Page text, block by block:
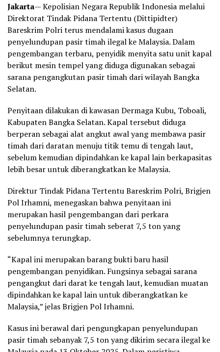
Jakarta— Kepolisian Negara Republik Indonesia melalui
Direktorat Tindak Pidana Tertentu (Dittipidter)
Bareskrim Polri terus mendalami kasus dugaan
penyelundupan pasir timah ilegal ke Malaysia. Dalam
pengembangan terbaru, penyidik menyita satu unit kapal
berikut mesin tempel yang diduga digunakan sebagai
sarana pengangkutan pasir timah dari wilayah Bangka
Selatan.
Penyitaan dilakukan di kawasan Dermaga Kubu, Toboali,
Kabupaten Bangka Selatan. Kapal tersebut diduga
berperan sebagai alat angkut awal yang membawa pasir
timah dari daratan menuju titik temu di tengah laut,
sebelum kemudian dipindahkan ke kapal lain berkapasitas
lebih besar untuk diberangkatkan ke Malaysia.
Direktur Tindak Pidana Tertentu Bareskrim Polri, Brigjen
Pol Irhamni, menegaskan bahwa penyitaan ini
merupakan hasil pengembangan dari perkara
penyelundupan pasir timah seberat 7,5 ton yang
sebelumnya terungkap.
“Kapal ini merupakan barang bukti baru hasil
pengembangan penyidikan. Fungsinya sebagai sarana
pengangkut dari darat ke tengah laut, kemudian muatan
dipindahkan ke kapal lain untuk diberangkatkan ke
Malaysia,” jelas Brigjen Pol Irhamni.
Kasus ini berawal dari pengungkapan penyelundupan
pasir timah sebanyak 7,5 ton yang dikirim secara ilegal ke